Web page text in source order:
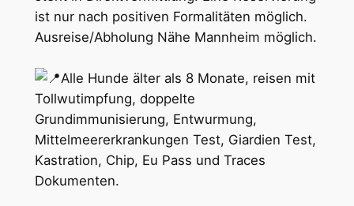
ist nur nach positiven Formalitäten möglich.
Ausreise/Abholung Nähe Mannheim möglich.
Alle Hunde älter als 8 Monate, reisen mit
Tollwutimpfung, doppelte
Grundimmunisierung, Entwurmung,
Mittelmeererkrankungen Test, Giardien Test,
Kastration, Chip, Eu Pass und Traces
Dokumenten.